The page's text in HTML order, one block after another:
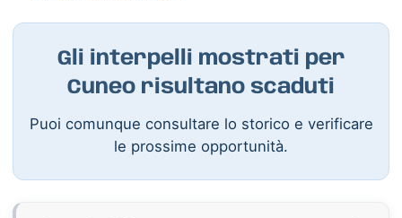
Gli interpelli mostrati per
Cuneo risultano scaduti
Puoi comunque consultare lo storico e verificare
le prossime opportunità.